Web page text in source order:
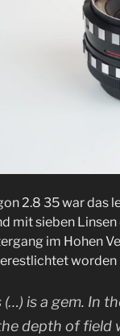
2.8 35 war das
mit sieben
im Hohen
worden
(…) is a gem. In
depth of field